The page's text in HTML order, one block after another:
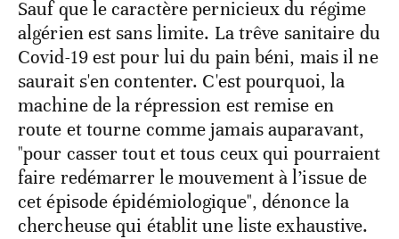
Sauf que le caractère pernicieux du régime
algérien est sans limite. La trêve sanitaire du
Covid-19 est pour lui du pain béni, mais il ne
saurait s'en contenter. C'est pourquoi, la
machine de la répression est remise en
route et tourne comme jamais auparavant,
"pour casser tout et tous ceux qui pourraient
faire redémarrer le mouvement à l’issue de
cet épisode épidémiologique", dénonce la
chercheuse qui établit une liste exhaustive.